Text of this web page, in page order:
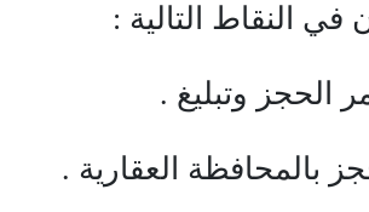
في النقاط التالية :
الحجز وتبليغ .
بالمحافظة العقارية .